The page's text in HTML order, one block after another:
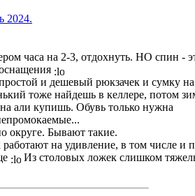
2024.
часа на 2-3, отдохнуть. НО спин -
и дешевый рюкзачек и сумку на
тоже найдешь в келлере, потом
али купишь. Обувь только нужна
округе. Бывают такие.
на удивление, в том числе и
Из столовых ложек слишком